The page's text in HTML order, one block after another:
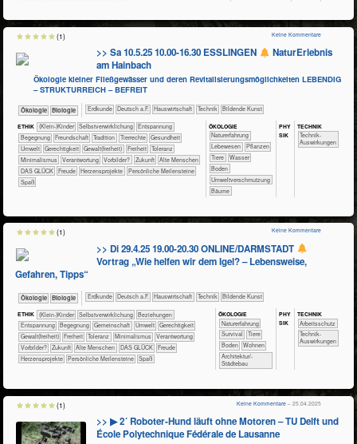
>> Sa 10.5.25 10.00-16.30 ESSLINGEN
NaturErlebnis
am Hainbach
Ökologie kleiner Fließgewässer und deren Revitalisierungsmöglichkeiten LEBENDIG
– STRUKTURREICH – BEFREIT
​​​​​​​Ökologie ​​​​​​Biologie ​​​​​Erdkunde ​​​Deutsch a.F. ​Haus­wirtschaft ​Technik Bildende Kunst
ETHIK (Klein-)Kinder ​​​​​​​​​​​​​​​​​​​​​​​​​​​​​​​​​​​​​​​​Selbst­verwirklichung
​​​​​​​​​​​​​Entspannung
​​​​​​​​​​​​Begegnung
​​​​​​​​​​​​Freundschaft ​​​​​​​​​​​Tradition ​​​​​​​​Tierrechte
​​​​​​Gesundheit
​​​​​Umwelt
​​​​Gerechtigkeit ​​​​Gewalt(freiheit) ​​​Freiheit
​​​Toleranz
​​Minimalismus
​​Verantwortung ​​Vorbilder? ​Zukunft
Alte Menschen
DAS GLÜCK
Freude Herzensprojekte
Persönliche Meilensteine
Spaß
ÖKO​LOGIE
​​​​​​​​​​​​​Naturerfahrung
​​​​​​​​​Lebewesen
​​​​​​​​​Pflanzen
​​​​​​​​Tiere
​​​​​​Wasser
​​​​​Boden
​​Umweltverschmutzung
Bäume
PHY​
SIK
TECH​NIK
​​​​​​Technik-
Auswirkungen
Keine Kommentare
(1)
>> Di 29.4.25 19.00-20.30 ONLINE/DARMSTADT
Vortrag „Wie helfen wir dem Igel? – Lebensweise,
Gefahren, Tipps“
​​​​​​​Ökologie ​​​​​​Biologie ​​​​​Erdkunde ​​​Deutsch a.F. ​Haus­wirtschaft ​Technik Bildende Kunst
ETHIK (Klein-)Kinder ​​​​​​​​​​​​​​​​​​​​​​​​​​​​​​​​​​​​​​​​Selbst­verwirklichung
​​​​​​​​​​​​​Beziehungen
​​​​​​​​​​​​​Entspannung
​​​​​​​​​​​​Begegnung ​​​​​​​​​​Gemeinschaft ​​​​​Umwelt
​​​​Gerechtigkeit
​​​​Gewalt(freiheit)
​​​Freiheit ​​​Toleranz ​​Minimalismus
​​Verantwortung
​​Vorbilder?
​Zukunft Alte Menschen DAS GLÜCK
Freude
Herzensprojekte
Persönliche Meilensteine Spaß
ÖKO​LOGIE
​​​​​​​​​​​​​Naturerfahrung
​​​​​​​​​​​​Survival
​​​​​​​​Tiere
​​​​​Boden
​​​​Wohnen
​​​Architektur/­
Städtebau
PHY​
SIK
TECH​NIK
​​​​​​Arbeitsschutz
​​​​​​Technik-
Auswirkungen
Keine Kommentare
(1)
>> ▶ 2´ Roboter-Hund läuft ohne Motoren – TU Delft und
École Polytechnique Fédérale de Lausanne
Keine Kommentare – 25.04.2025
(1)